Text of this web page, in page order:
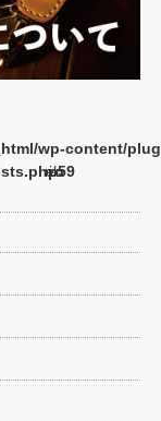
wp-content/plug
59